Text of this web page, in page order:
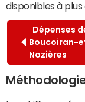
disponibles à plus
Dépenses
Boucoiran-
Nozières